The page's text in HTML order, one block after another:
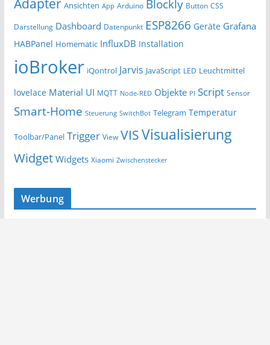
Adapter Ansichten App Arduino Blockly Button CSS
Darstellung Dashboard Datenpunkt ESP8266 Geräte Grafana
HABPanel Homematic InfluxDB Installation
ioBroker iQontrol Jarvis JavaScript LED Leuchtmittel
lovelace Material UI MQTT Node-RED Objekte PI Script Sensor
Smart-Home Steuerung SwitchBot Telegram Temperatur
Toolbar/Panel Trigger View VISVisualisierung
Widget Widgets Xiaomi Zwischenstecker
Werbung